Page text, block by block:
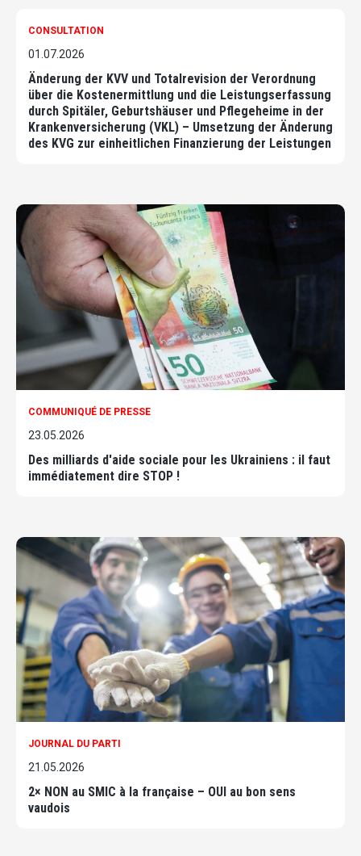
CONSULTATION
01.07.2026
Änderung der KVV und Totalrevision der Verordnung
über die Kostenermittlung und die Leistungserfassung
durch Spitäler, Geburtshäuser und Pflegeheime in der
Krankenversicherung (VKL) – Umsetzung der Änderung
des KVG zur einheitlichen Finanzierung der Leistungen
COMMUNIQUÉ DE PRESSE
23.05.2026
Des milliards d'aide sociale pour les Ukrainiens : il faut
immédiatement dire STOP !
JOURNAL DU PARTI
21.05.2026
2× NON au SMIC à la française – OUI au bon sens
vaudois